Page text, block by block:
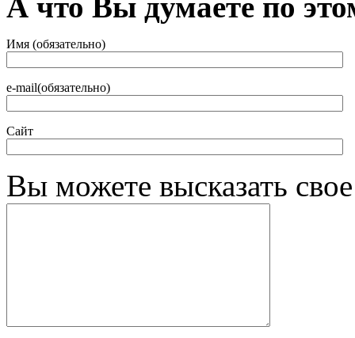
Имя (обязательно)
e-mail(обязательно)
Сайт
Вы можете высказать